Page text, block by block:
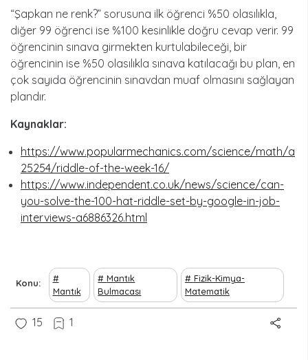
“Şapkan ne renk?” sorusuna ilk öğrenci %50 olasılıkla,
diğer 99 öğrenci ise %100 kesinlikle doğru cevap verir. 99
öğrencinin sınava girmekten kurtulabileceği, bir
öğrencinin ise %50 olasılıkla sınava katılacağı bu plan, en
çok sayıda öğrencinin sınavdan muaf olmasını sağlayan
plandır.
Kaynaklar:
https://www.popularmechanics.com/science/math/a
25254/riddle-of-the-week-16/
https://www.independent.co.uk/news/science/can-
you-solve-the-100-hat-riddle-set-by-google-in-job-
interviews-a6886326.html
Konu
Mantık
Mantık
Bulmacası
Fizik-Kimya-
Matematik
15 1